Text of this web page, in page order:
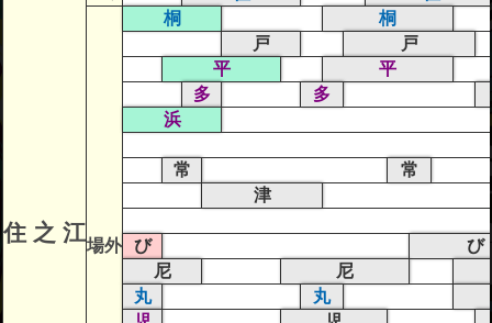
住 之 江場外
桐
桐
戸
戸
平
平
多
多
浜
常
常
津
び
び
尼
尼
丸
丸